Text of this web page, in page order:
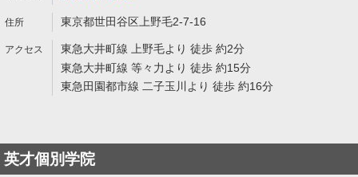
東京都世田谷区上野毛2-7-16
東急大井町線 上野毛より 徒歩 約2分
東急大井町線 等々力より 徒歩 約15分
東急田園都市線 二子玉川より 徒歩 約16分
英才個別学院